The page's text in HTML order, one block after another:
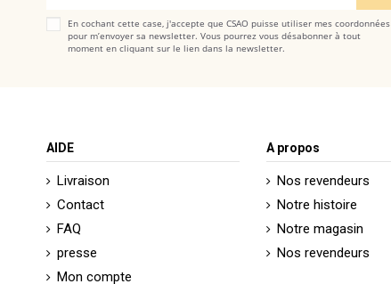
En cochant cette case, j'accepte que CSAO puisse utiliser mes coordonnées
pour m’envoyer sa newsletter. Vous pourrez vous désabonner à tout
moment en cliquant sur le lien dans la newsletter.
AIDE
Livraison
Contact
FAQ
presse
Mon compte
A propos
Nos revendeurs
Notre histoire
Notre magasin
Nos revendeurs